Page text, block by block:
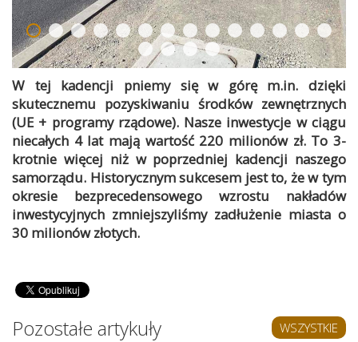
W tej kadencji pniemy się w górę m.in. dzięki
skutecznemu pozyskiwaniu środków zewnętrznych
(UE + programy rządowe). Nasze inwestycje w ciągu
niecałych 4 lat mają wartość 220 milionów zł. To 3-
krotnie więcej niż w poprzedniej kadencji naszego
samorządu. Historycznym sukcesem jest to, że w tym
okresie bezprecedensowego wzrostu nakładów
inwestycyjnych zmniejszyliśmy zadłużenie miasta o
30 milionów złotych.
Pozostałe artykuły WSZYSTKIE